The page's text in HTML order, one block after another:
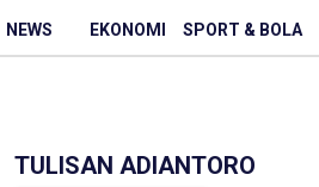
NEWS EKONOMI SPORT & BOLA
TULISAN ADIANTORO